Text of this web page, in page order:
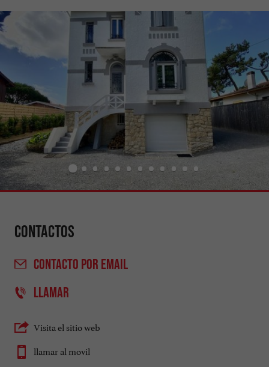
Contactos
CONTACTO POR EMAIL
LLAMAR
Visita el sitio web
llamar al movil